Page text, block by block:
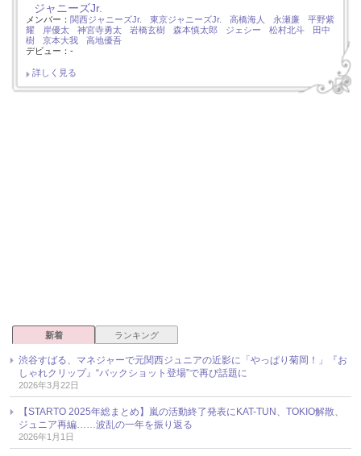
ジャニーズJr.
メンバー： 関西ジャニーズJr. 東京ジャニーズJr. 高橋海人 永瀬廉
平野紫
耀
岸優太 神宮寺勇太 岩橋玄樹 森本慎太郎 ジェシー 松村北斗
田中
樹
京本大我
高地優吾
デビュー：-
詳しく見る
新着 ランキング
渋谷すばる、マネジャーで元関西ジュニアの近影に「やっぱり菊岡！」『お
しゃれクリップ』“バックショット登場”で再び話題に
2026年3月22日
【STARTO 2025年総まとめ】嵐の活動終了発表にKAT-TUN、TOKIO解散、
ジュニア再編……波乱の一年を振り返る
2026年1月1日